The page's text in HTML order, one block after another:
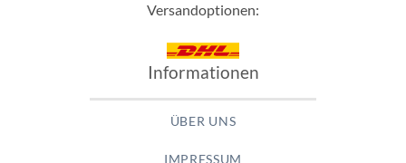
Versandoptionen:
Informationen
ÜBER UNS
IMPRESSUM